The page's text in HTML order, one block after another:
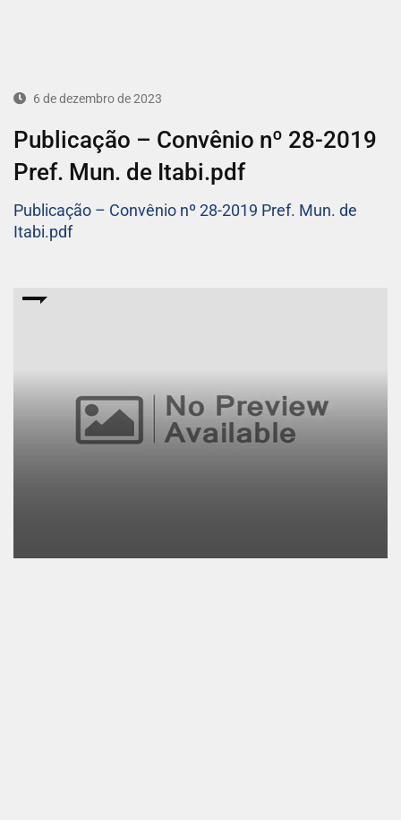
6 de dezembro de 2023
Publicação – Convênio nº 28-2019
Pref. Mun. de Itabi.pdf
Publicação – Convênio nº 28-2019 Pref. Mun. de
Itabi.pdf